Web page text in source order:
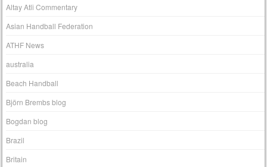
Altay Atli Commentary
Asian Handball Federation
ATHF News
australia
Beach Handball
Björn Brembs blog
Bogdan blog
Brazil
Britain